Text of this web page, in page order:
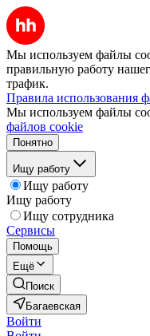
Мы используем файлы
правильную работу
трафик.
Правила использования
Мы используем файлы
файлов cookie
Понятно
Ищу работу
Ищу работу
Ищу работу
Ищу сотрудника
Сервисы
Помощь
Ещё
Поиск
Багаевская
Войти